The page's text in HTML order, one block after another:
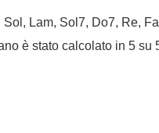
Lam, Sol7, Do7, Re,
è stato calcolato in 5 su